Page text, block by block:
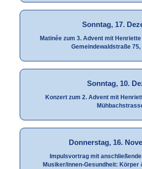
Sonntag, 17.
Matinée zum 3. Advent mit
Gemeindewaldstraße
Sonntag, 10.
Konzert zum 2. Advent mit
Donnerstag, 16.
Impulsvortrag mit
Musiker/innen-Gesundheit: